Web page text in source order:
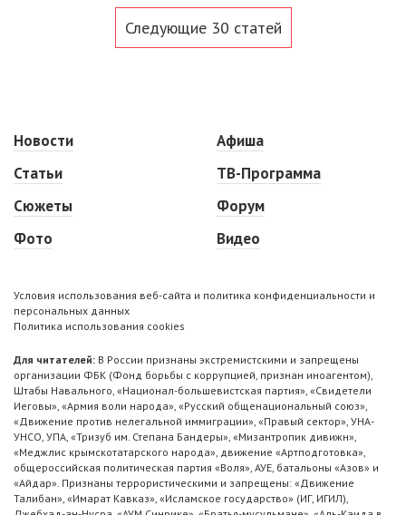
Следующие 30 статей
Новости
Статьи
Сюжеты
Фото
Афиша
ТВ-Программа
Форум
Видео
Условия использования веб-сайта и политика конфиденциальности и
персональных данных
Политика использования cookies
Для читателей: В России признаны экстремистскими и запрещены
организации ФБК (Фонд борьбы с коррупцией, признан иноагентом),
Штабы Навального, «Национал-большевистская партия», «Свидетели
Иеговы», «Армия воли народа», «Русский общенациональный союз»,
«Движение против нелегальной иммиграции», «Правый сектор», УНА-
УНСО, УПА, «Тризуб им. Степана Бандеры», «Мизантропик дивижн»,
«Меджлис крымскотатарского народа», движение «Артподготовка»,
общероссийская политическая партия «Воля», АУЕ, батальоны «Азов» и
«Айдар». Признаны террористическими и запрещены: «Движение
Талибан», «Имарат Кавказ», «Исламское государство» (ИГ, ИГИЛ),